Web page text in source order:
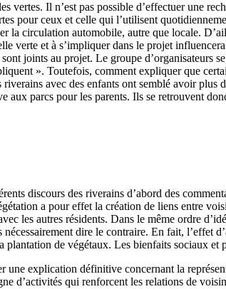
Il n’est pas possible d’effectuer une
pour ceux et celle qui l’utilisent
la circulation automobile, autre que locale.
verte et à s’impliquer dans le projet
joints au projet. Le groupe d’organisateurs
». Toutefois, comment expliquer que
avec des enfants ont semblé avoir plus
parcs pour les parents. Ils se retrouvent
discours des riverains d’abord des
a pour effet la création de liens entre
les autres résidents. Dans le même ordre
dire le contraire. En fait, l’effet
de végétaux. Les bienfaits sociaux et
explication définitive concernant la
d’activités qui renforcent les relations de